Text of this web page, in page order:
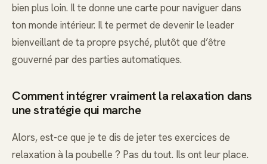
bien plus loin. Il te donne une carte pour naviguer dans
ton monde intérieur. Il te permet de devenir le leader
bienveillant de ta propre psyché, plutôt que d’être
gouverné par des parties automatiques.
Comment intégrer vraiment la relaxation dans
une stratégie qui marche
Alors, est-ce que je te dis de jeter tes exercices de
relaxation à la poubelle ? Pas du tout. Ils ont leur place.